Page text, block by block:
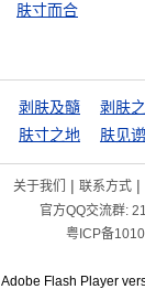
肤寸而合
剥肤及髓
剥肤
肤寸之地 肤见
关于我们 | 联系方式|
官方QQ交流群:
粤ICP备
Flash Player